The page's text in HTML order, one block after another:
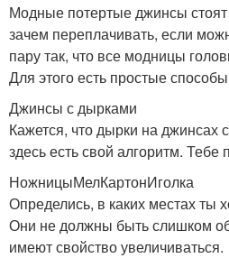
Модные потертые джинсы
зачем переплачивать, если
пару так, что все модницы
Для этого есть простые
Джинсы с дырками
Кажется, что дырки на джинсах
здесь есть свой алгоритм. Тебе
НожницыМелКартонИголка
Определись, в каких местах ты
Они не должны быть слишком
имеют свойство увеличиваться.